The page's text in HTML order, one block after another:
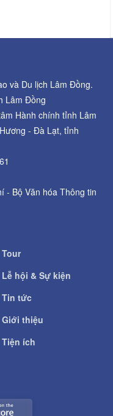
và Du lịch Lâm Đồng.
Lâm Đồng
Hành chính tỉnh Lâm
- Đà Lạt, tỉnh
- Bộ Văn hóa Thông tin
Tour
Lễ hội & Sự kiện
Tin tức
Giới thiệu
Tiện ích